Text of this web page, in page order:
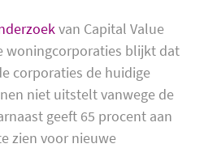
van Capital Value
woningcorporaties blijkt dat
corporaties de huidige
niet uitstelt vanwege de
geeft 65 procent aan
zien voor nieuwe